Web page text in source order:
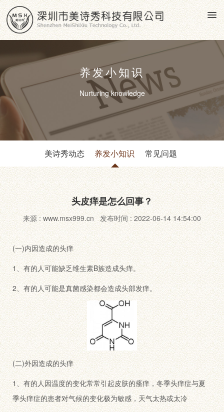
养发小知识
Nurturing knowledge
美诗秀动态 养发小知识 常见问题
头皮痒是怎么回事？
来源 : www.msx999.cn 发布时间 : 2022-06-14 14:54:00
(一)内因造成的头痒
1、有的人可能缺乏维生素B族造成头痒。
2、有的人可能是真菌感染都会造成头部发痒。
(二)外因造成的头痒
1、有的人因温度的变化常常引起皮肤的瘙痒，冬季头痒症与夏
季头痒症的患者对气候的变化极为敏感，天气太热或太冷